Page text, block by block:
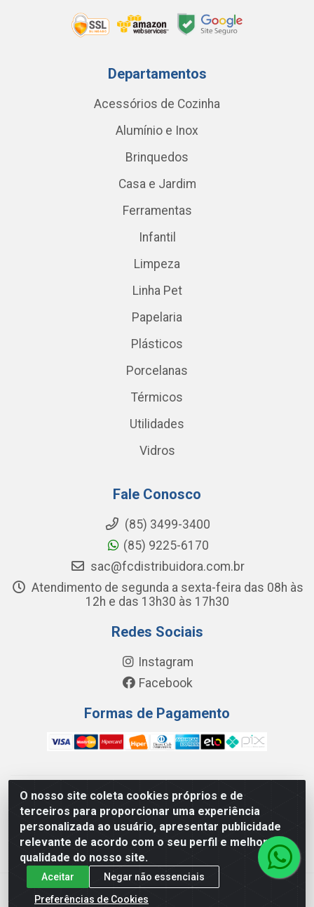
O nosso site coleta cookies próprios e de
terceiros para proporcionar uma experiência
personalizada ao usuário, apresentar publicidade
relevante de acordo com o seu perfil e melhorar a
qualidade do nosso site.
Aceitar
Negar não essenciais
Preferências de Cookies
Departamentos
Acessórios de Cozinha
Alumínio e Inox
Brinquedos
Casa e Jardim
Ferramentas
Infantil
Limpeza
Linha Pet
Papelaria
Plásticos
Porcelanas
Térmicos
Utilidades
Vidros
Fale Conosco
(85) 3499-3400
(85) 9225-6170
sac@fcdistribuidora.com.br
Atendimento de segunda a sexta-feira das 08h às
12h e das 13h30 às 17h30
Redes Sociais
Instagram
Facebook
Formas de Pagamento
FC Distribuidora de Produtos Domésticos, Higiene e Limpeza
LTDA - Avenida Wilson Camurca, 2252, Letra H - Distrito
Industrial I, Maracanaú/CE - CEP 61.939-000 -
08.449.562/0001-29